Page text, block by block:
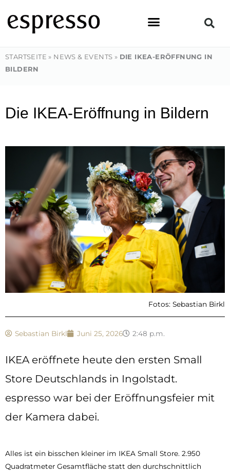
Inhalt
springen
STARTSEITE » NEWS & EVENTS » DIE IKEA-ERÖFFNUNG IN
BILDERN
Die IKEA-Eröffnung in Bildern
Fotos: Sebastian Birkl
Sebastian Birkl Juni 25, 2026 2:48 p.m.
IKEA eröffnete heute den ersten Small
Store Deutschlands in Ingolstadt.
espresso war bei der Eröffnungsfeier mit
der Kamera dabei.
Alles ist ein bisschen kleiner im IKEA Small Store. 2.950
Quadratmeter Gesamtfläche statt den durchschnittlich